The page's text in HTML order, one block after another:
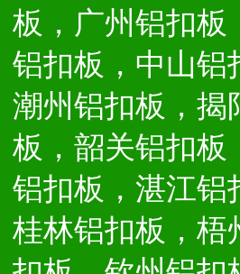
板，广州铝扣板
铝扣板，中山铝
潮州铝扣板，揭
板，韶关铝扣板
铝扣板，湛江铝
桂林铝扣板，梧